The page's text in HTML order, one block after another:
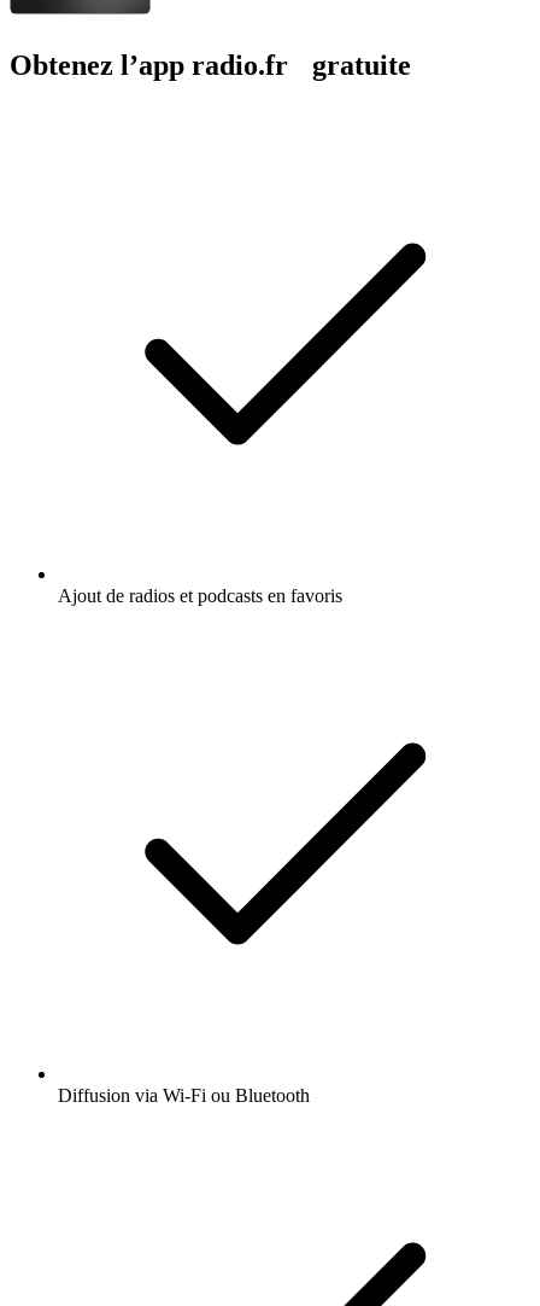
Obtenez l’app radio.fr gratuite
Ajout de radios et podcasts en favoris
Diffusion via Wi-Fi ou Bluetooth